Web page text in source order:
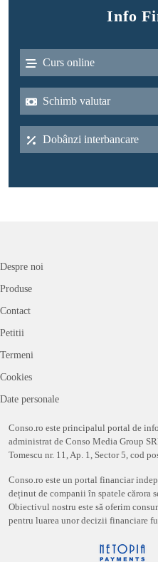
Info
Curs online
Schimb valutar
Dobânzi interbancare
Despre noi
Produse
Contact
Petitii
Termeni
Cookies
Date personale
Conso.ro este principalul portal de
administrat de Conso Media Group
Tomescu nr. 11, Ap. 1, Sector 5, cod
Conso.ro este un portal financiar
deținut de companii în spatele cărora
Obiectivul nostru este să oferim
pentru luarea unor decizii financiare